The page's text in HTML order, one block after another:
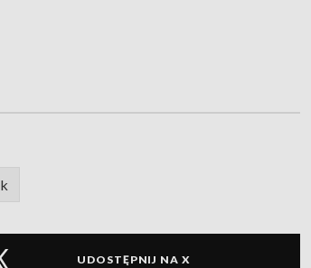
UDOSTĘPNIJ NA X